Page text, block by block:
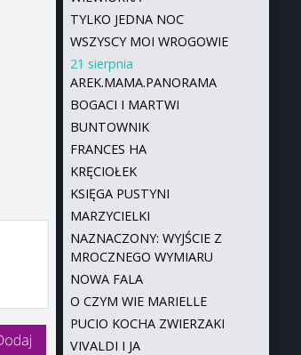
TYLKO JEDNA NOC
WSZYSCY MOI WROGOWIE
21 sierpnia
AREK.MAMA.PANORAMA
BOGACI I MARTWI
BUNTOWNIK
FRANCES HA
KRĘCIOŁEK
KSIĘGA PUSTYNI
MARZYCIELKI
NAZNACZONY: WYJŚCIE Z
MROCZNEGO WYMIARU
NOWA FALA
O CZYM WIE MARIELLE
PUCIO KOCHA ZWIERZAKI
VIVALDI I JA